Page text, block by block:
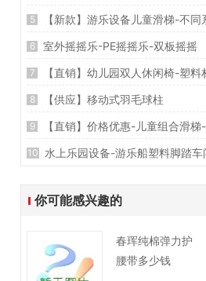
收纳杂物柜
5
【新款】游乐设备儿童滑梯-不同
列-不易褪色
6
室外摇摇乐-PE摇摇乐-双板摇摇
乐-动物儿童摇摇马
7
【直销】幼儿园双人休闲椅-塑料
质-功能-参数-图片
8 【供应】移动式羽毛球柱
9
【直销】价格优惠-儿童组合滑梯-
磨砂吹塑
10
水上乐园设备-游乐船塑料脚踏车
￥7800.00
你可能感兴趣的
春珲纯棉弹力护
腰带多少钱